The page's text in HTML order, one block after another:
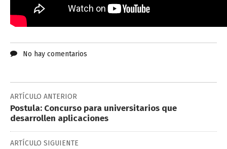
No hay comentarios
ARTÍCULO ANTERIOR
Postula: Concurso para universitarios que
desarrollen aplicaciones
ARTÍCULO SIGUIENTE